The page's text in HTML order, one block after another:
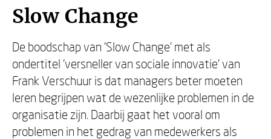
Slow Change
De boodschap van 'Slow Change' met als
ondertitel 'versneller van sociale innovatie' van
Frank Verschuur is dat managers beter moeten
leren begrijpen wat de wezenlijke problemen in de
organisatie zijn. Daarbij gaat het vooral om
problemen in het gedrag van medewerkers als